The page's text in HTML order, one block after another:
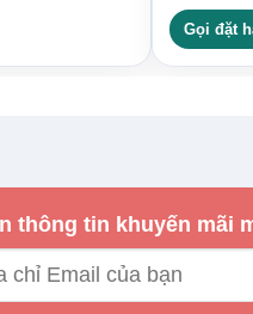
Gọi đặt
thông tin khuyến mãi